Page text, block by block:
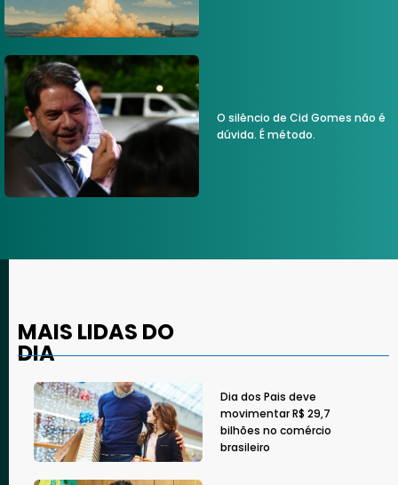
O silêncio de Cid Gomes não é
dúvida. É método.
MAIS LIDAS DO
DIA
Dia dos Pais deve
movimentar R$ 29,7
bilhões no comércio
brasileiro